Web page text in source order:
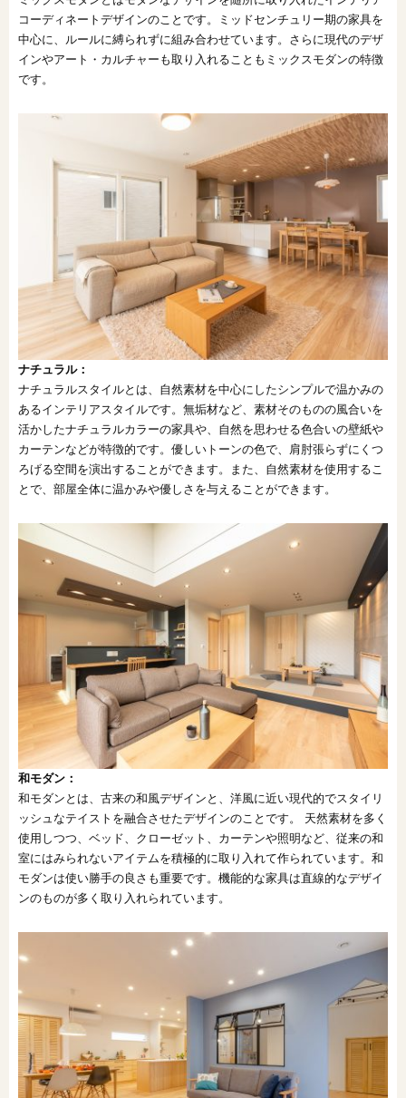
コーディネートデザインのことです。ミッドセンチュリー期の家具を
中心に、ルールに縛られずに組み合わせています。さらに現代のデザ
インやアート・カルチャーも取り入れることもミックスモダンの特徴
です。
ナチュラル：
ナチュラルスタイルとは、自然素材を中心にしたシンプルで温かみの
あるインテリアスタイルです。無垢材など、素材そのものの風合いを
活かしたナチュラルカラーの家具や、自然を思わせる色合いの壁紙や
カーテンなどが特徴的です。優しいトーンの色で、肩肘張らずにくつ
ろげる空間を演出することができます。また、自然素材を使用するこ
とで、部屋全体に温かみや優しさを与えることができます。
和モダン：
和モダンとは、古来の和風デザインと、洋風に近い現代的でスタイリ
ッシュなテイストを融合させたデザインのことです。 天然素材を多く
使用しつつ、ベッド、クローゼット、カーテンや照明など、従来の和
室にはみられないアイテムを積極的に取り入れて作られています。和
モダンは使い勝手の良さも重要です。機能的な家具は直線的なデザイ
ンのものが多く取り入れられています。